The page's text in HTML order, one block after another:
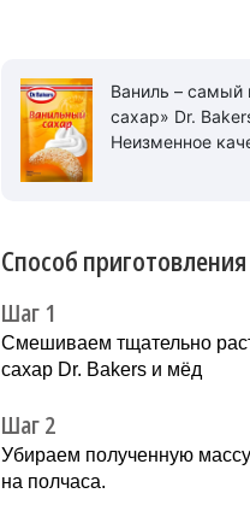
Ваниль – самый
сахар» Dr.
Неизменное
Способ приготовления
Шаг 1
Смешиваем тщательно
сахар Dr. Bakers и мёд
Шаг 2
Убираем полученную
на полчаса.